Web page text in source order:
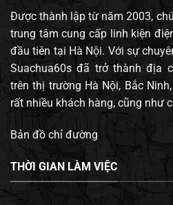
Được thành lập từ năm 2003,
trung tâm cung cấp linh kiện
đầu tiên tại Hà Nội. Với sự
Suachua60s đã trở thành địa
trên thị trường Hà Nội, Bắc
rất nhiều khách hàng, cũng như
Bản đồ chỉ đường
THỜI GIAN LÀM VIỆC